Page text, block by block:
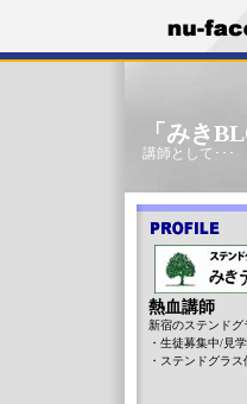
「みき
講師として･･･
熱血講師
新宿のステンドグ
・生徒募集中/見
・ステンドグラ